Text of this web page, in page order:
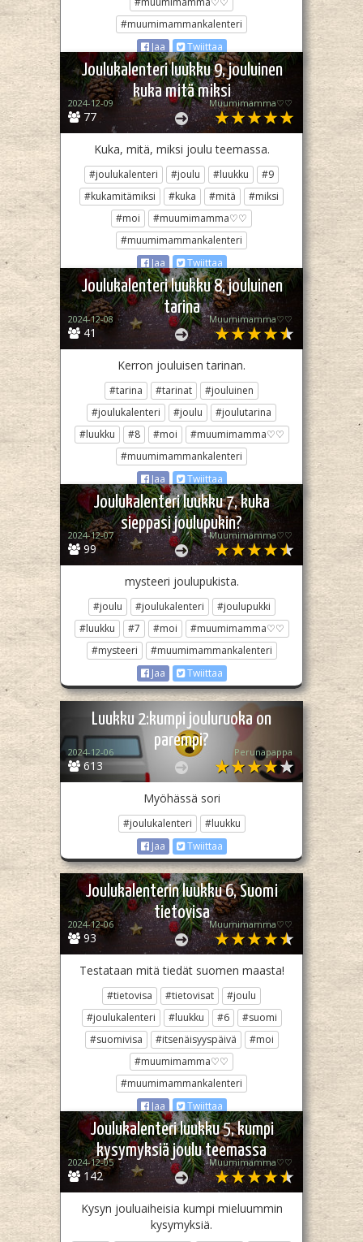
#muumimammankalenteri
Jaa
Twiittaa
Joulukalenteri luukku 9, jouluinen
kuka mitä miksi
77
2024-12-09 Muumimamma♡♡
Kuka, mitä, miksi joulu teemassa.
#joulukalenteri #joulu #luukku
#9
#kukamitämiksi
#kuka #mitä
#miksi
#moi
#muumimamma♡♡
#muumimammankalenteri
Jaa
Twiittaa
Joulukalenteri luukku 8, jouluinen
tarina
41
2024-12-08 Muumimamma♡♡
Kerron jouluisen tarinan.
#tarina #tarinat
#jouluinen
#joulukalenteri
#joulu
#joulutarina
#luukku
#8 #moi
#muumimamma♡♡
#muumimammankalenteri
Jaa
Twiittaa
Joulukalenteri luukku 7, kuka
sieppasi joulupukin?
99
2024-12-07 Muumimamma♡♡
mysteeri joulupukista.
#joulu #joulukalenteri
#joulupukki
#luukku
#7 #moi
#muumimamma♡♡
#mysteeri
#muumimammankalenteri
Jaa
Twiittaa
Luukku 2:kumpi jouluruoka on
parempi?
613
2024-12-06 Perunapappa
Myöhässä sori
#joulukalenteri
#luukku
Jaa
Twiittaa
Joulukalenterin luukku 6, Suomi
tietovisa
93
2024-12-06 Muumimamma♡♡
Testataan mitä tiedät suomen maasta!
#tietovisa #tietovisat
#joulu
#joulukalenteri
#luukku #6
#suomi
#suomivisa
#itsenäisyyspäivä
#moi
#muumimamma♡♡
#muumimammankalenteri
Jaa
Twiittaa
Joulukalenteri luukku 5, kumpi
kysymyksiä joulu teemassa
142
2024-12-05 Muumimamma♡♡
Kysyn jouluaiheisia kumpi mieluummin
kysymyksiä.